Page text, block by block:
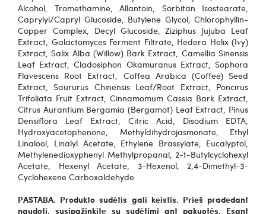
Alcohol, Tromethamine, Allantoin, Sorbitan Isostearate,
Caprylyl/Capryl Glucoside, Butylene Glycol, Chlorophyllin-
Copper Complex, Decyl Glucoside, Ziziphus Jujuba Leaf
Extract, Galactomyces Ferment Filtrate, Hedera Helix (Ivy)
Extract, Salix Alba (Willow) Bark Extract, Camellia Sinensis
Leaf Extract, Cladosiphon Okamuranus Extract, Sophora
Flavescens Root Extract, Coffea Arabica (Coffee) Seed
Extract, Saururus Chinensis Leaf/Root Extract, Poncirus
Trifoliata Fruit Extract, Cinnamomum Cassia Bark Extract,
Citrus Aurantium Bergamia (Bergamot) Leaf Extract, Pinus
Densiflora Leaf Extract, Citric Acid, Disodium EDTA,
Hydroxyacetophenone, Methyldihydrojasmonate, Ethyl
Linalool, Linalyl Acetate, Ethylene Brassylate, Eucalyptol,
Methylenedioxyphenyl Methylpropanal, 2-t-Butylcyclohexyl
Acetate, Hexenyl Acetate, 3-Hexenol, 2,4-Dimethyl-3-
Cyclohexene Carboxaldehyde
PASTABA. Produkto sudėtis gali keistis. Prieš pradedant
naudoti, susipažinkite su sudėtimi ant pakuotės. Esant